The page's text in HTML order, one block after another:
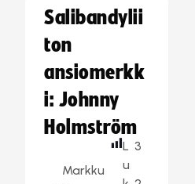
Salibandylii
ton
ansiomerkk
i: Johnny
Holmström
Markku
L
u
3